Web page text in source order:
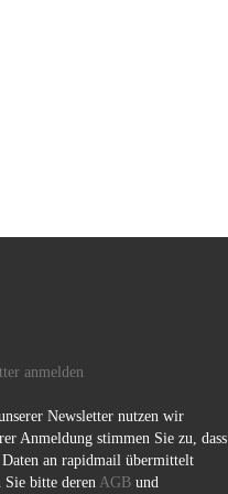
anmelden
Newsletter nutzen wir
Anmeldung stimmen Sie zu, dass
Daten an rapidmail übermittelt
Sie bitte deren AGB und